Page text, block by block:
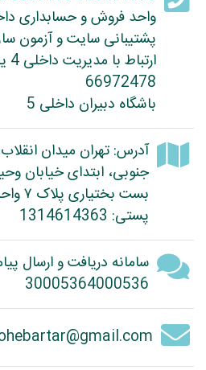
واحد فروش و حسابداری داخلی
پشتیبانی سایت و آزمون
66972478
باشگاه دبیران داخلی 5
آدرس: تهران میدان
جنوبی، ابتدای خیابان
پستی: 1314614363
سامانه دریافت و ارسال
30005364000536